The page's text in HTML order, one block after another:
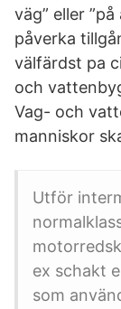
väg” eller
påverka
välfärdst pa
och
Vag- och
manniskor
Utför
ex schakt
som